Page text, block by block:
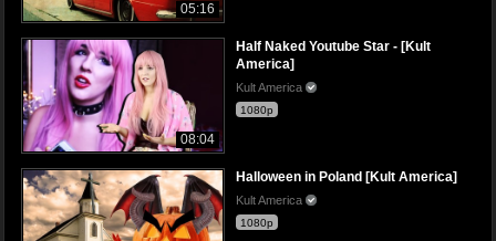
05:16
08:04
Half Naked Youtube Star - [Kult
America]
Kult America
1080p
Halloween in Poland [Kult America]
Kult America
1080p